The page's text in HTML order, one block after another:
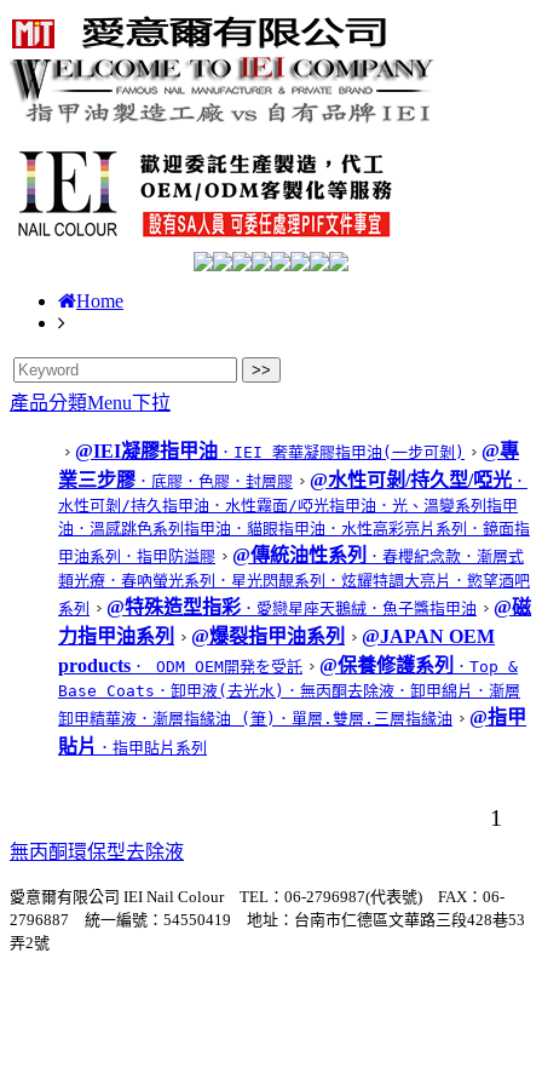
Home
產品分類Menu下拉
@IEI凝膠指甲油 ．IEI 奢華凝膠指甲油(一步可剝)
@專
業三步膠 ．底膠 ．色膠 ．封層膠 @水性可剝/持久型/啞光 ．
水性可剝/持久指甲油 ．水性霧面/啞光指甲油 ．光、溫變系列指甲
油 ．溫感跳色系列指甲油 ．貓眼指甲油 ．水性高彩亮片系列 ．鏡面指
甲油系列 ．指甲防溢膠 @傳統油性系列 ．春櫻紀念款 ．漸層式
類光療 ．春吶螢光系列 ．星光閃靚系列 ．炫耀特調大亮片 ．慾望酒吧
系列
@特殊造型指彩 ．愛戀星座天鵝絨 ．魚子醬指甲油
@磁
力指甲油系列
@爆裂指甲油系列
@JAPAN OEM
products ． ODM OEM開発を受託 @保養修護系列 ．Top &
Base Coats ．卸甲液(去光水) ．無丙酮去除液 ．卸甲綿片 ．漸層
卸甲精華液 ．漸層指緣油 (筆) ．單層.雙層.三層指緣油
@指甲
貼片 ．指甲貼片系列
1
無丙酮環保型去除液
愛意爾有限公司 IEI Nail Colour TEL：06-2796987(代表號) FAX：06-
2796887 統一編號：54550419 地址：台南市仁德區文華路三段428巷53
弄2號